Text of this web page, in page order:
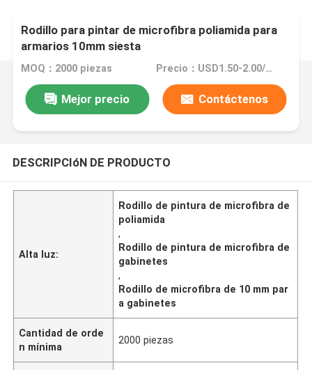
Rodillo para pintar de microfibra poliamida para
armarios 10mm siesta
MOQ：2000 piezas Precio：USD1.50-2.00/Pc
Mejor precio Contáctenos
DESCRIPCIóN DE PRODUCTO
Alta luz:
Rodillo de pintura de microfibra de
poliamida
,
Rodillo de pintura de microfibra de
gabinetes
,
Rodillo de microfibra de 10 mm par
a gabinetes
Cantidad de orde
n mínima
2000 piezas